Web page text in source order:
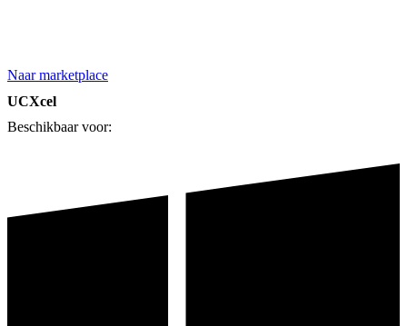
Naar marketplace
UCXcel
Beschikbaar voor: